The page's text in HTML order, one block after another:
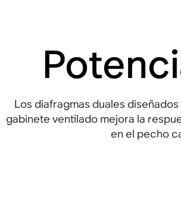
Los diafragmas duales
gabinete ventilado mejora la
en el pecho